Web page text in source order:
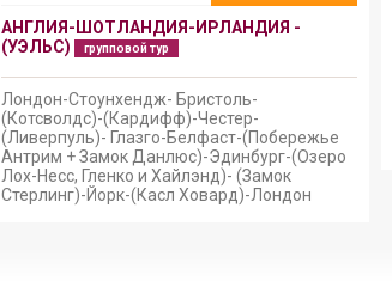
АНГЛИЯ-ШОТЛАНДИЯ-ИРЛАНДИЯ -
(УЭЛЬС)
групповой тур
Лондон-Стоунхендж- Бристоль-
(Котсволдс)-(Кардифф)-Честер-
(Ливерпуль)- Глазго-Белфаст-(Побережье
Антрим + Замок Данлюс)-Эдинбург-(Озеро
Лох-Несс, Гленко и Хайлэнд)- (Замок
Стерлинг)-Йорк-(Касл Ховард)-Лондон